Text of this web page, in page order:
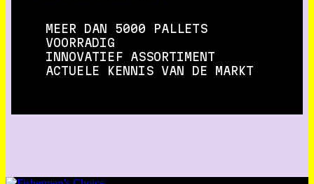
MEER DAN 5000 PALLETS
VOORRADIG
INNOVATIEF ASSORTIMENT
ACTUELE KENNIS VAN DE MARKT